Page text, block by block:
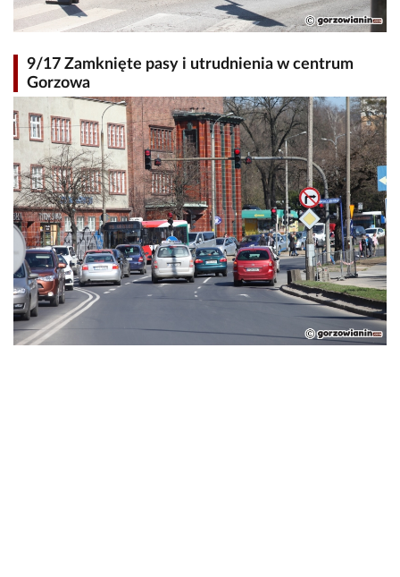
9/17 Zamknięte pasy i utrudnienia w centrum
Gorzowa